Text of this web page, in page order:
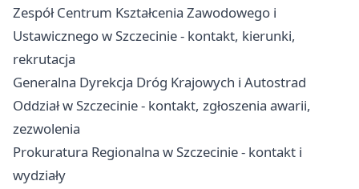
Zespół Centrum Kształcenia Zawodowego i
Ustawicznego w Szczecinie - kontakt, kierunki,
rekrutacja
Generalna Dyrekcja Dróg Krajowych i Autostrad
Oddział w Szczecinie - kontakt, zgłoszenia awarii,
zezwolenia
Prokuratura Regionalna w Szczecinie - kontakt i
wydziały